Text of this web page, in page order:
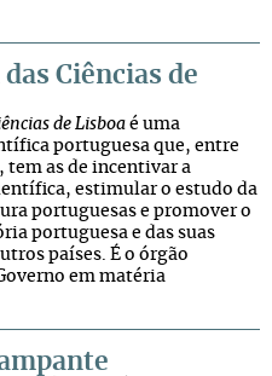
Ciências de
de Lisboa é uma
portuguesa que, entre
tem as de incentivar a
estimular o estudo da
portuguesas e promover o
portuguesa e das suas
países. É o órgão
em matéria